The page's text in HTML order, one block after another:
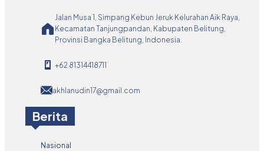
Jalan Musa 1, Simpang Kebun Jeruk Kelurahan Aik Raya,
Kecamatan Tanjungpandan, Kabupaten Belitung,
Provinsi Bangka Belitung, Indonesia.
+62 81314418711
akhlanudin17@gmail.com
Berita
Nasional